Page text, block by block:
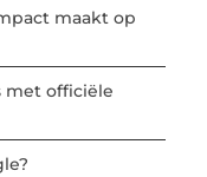
maakt op
met officiële